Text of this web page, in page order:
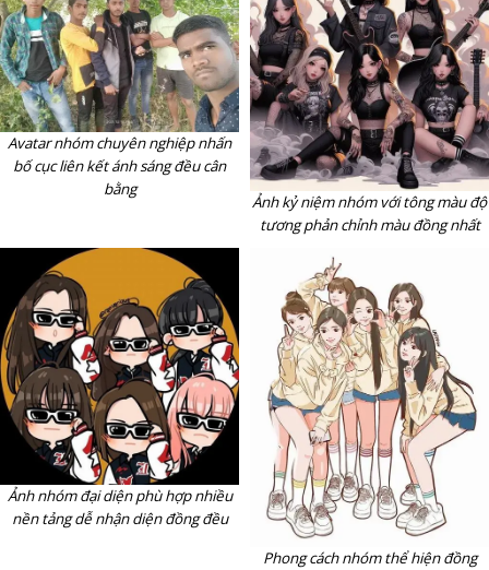
Avatar nhóm chuyên nghiệp nhấn
bố cục liên kết ánh sáng đều cân
bằng
Ảnh kỷ niệm nhóm với tông màu độ
tương phản chỉnh màu đồng nhất
Ảnh nhóm đại diện phù hợp nhiều
nền tảng dễ nhận diện đồng đều
Phong cách nhóm thể hiện đồng